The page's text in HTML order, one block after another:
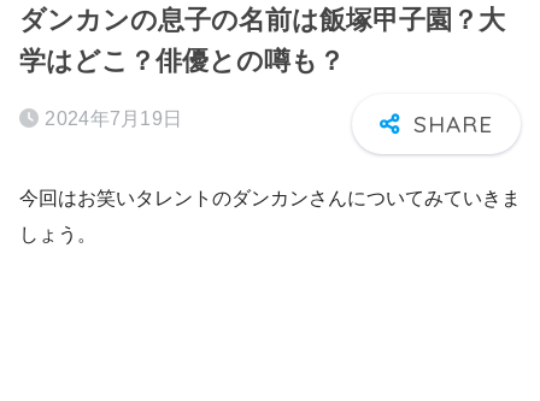
ダンカンの息子の名前は飯塚甲子園？大
学はどこ？俳優との噂も？
2024年7月19日
今回はお笑いタレントのダンカンさんについてみていきま
しょう。